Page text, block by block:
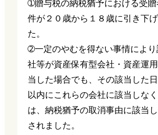
➀贈与税の納税猶予における受
件が２０歳から１８歳に引き下
た。
➁一定のやむを得ない事情によ
社等が資産保有型会社・資産運
当した場合でも、その該当した
以内にこれらの会社に該当しな
は、納税猶予の取消事由に該当
されました。